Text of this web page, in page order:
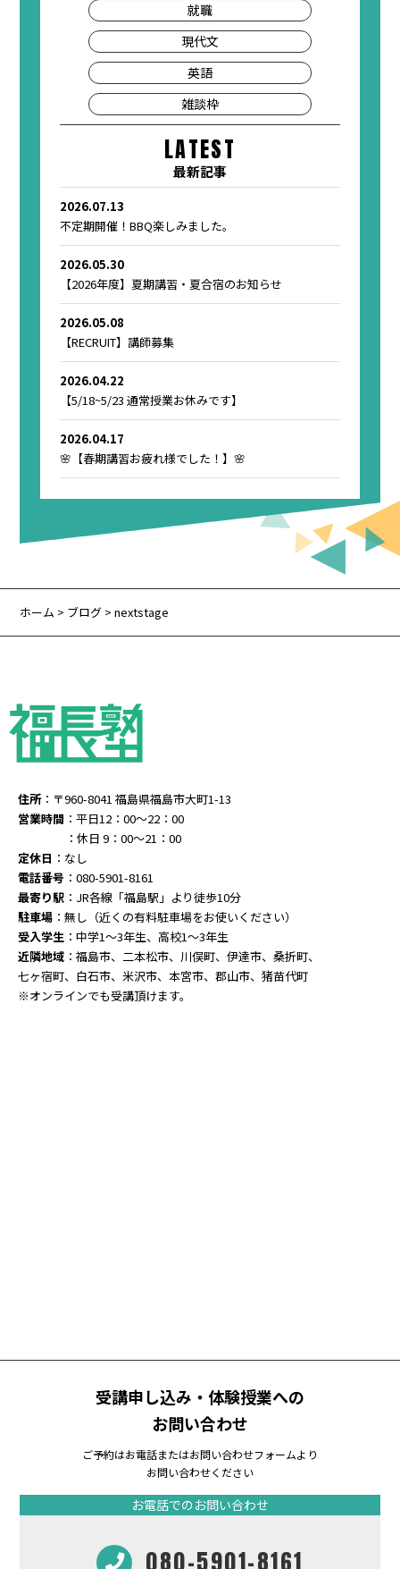
就職
現代文
英語
雑談枠
LATEST
最新記事
2026.07.13
不定期開催！BBQ楽しみました。
2026.05.30
【2026年度】夏期講習・夏合宿のお知らせ
2026.05.08
【RECRUIT】講師募集
2026.04.22
【5/18~5/23 通常授業お休みです】
2026.04.17
🌸【春期講習お疲れ様でした！】🌸
ホーム > ブログ > nextstage
住所：〒960-8041 福島県福島市大町1-13
営業時間 ：平日12：00～22：00
：休日 9：00～21：00
定休日 ：なし
電話番号 ：080-5901-8161
最寄り駅 ：JR各線「福島駅」より徒歩10分
駐車場 ：無し（近くの有料駐車場をお使いください）
受入学生 ：中学1～3年生、高校1～3年生
近隣地域 ：福島市、二本松市、川俣町、伊達市、桑折町、
七ヶ宿町、白石市、米沢市、本宮市、郡山市、猪苗代町
※オンラインでも受講頂けます。
受講申し込み・体験授業への
お問い合わせ
ご予約はお電話またはお問い合わせフォームより
お問い合わせください
お電話でのお問い合わせ